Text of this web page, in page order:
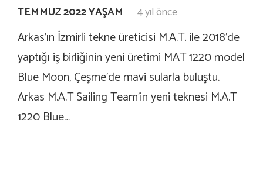
TEMMUZ 2022 YAŞAM 4 yıl önce
Arkas’ın İzmirli tekne üreticisi M.A.T. ile 2018’de
yaptığı iş birliğinin yeni üretimi MAT 1220 model
Blue Moon, Çeşme’de mavi sularla buluştu.
Arkas M.A.T Sailing Team’in yeni teknesi M.A.T
1220 Blue…